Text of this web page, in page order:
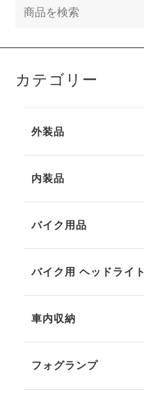
カテゴリー
外装品
内装品
バイク用品
バイク用 ヘッドライト
車内収納
フォグランプ